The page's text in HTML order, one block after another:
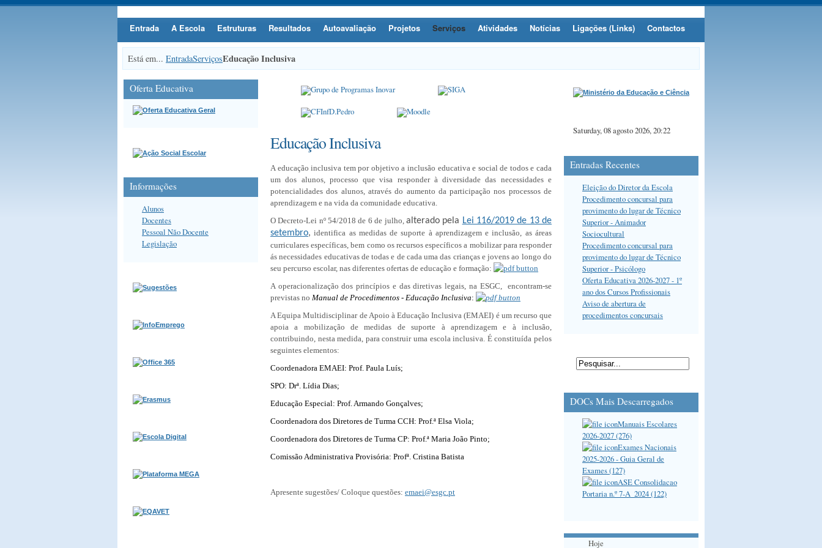
Entrada A Escola Estruturas Resultados Autoavaliação Projetos Serviços Atividades Notícias Ligações (Links) Contactos
Está em... EntradaServiçosEducação Inclusiva
Educação Inclusiva
A educação inclusiva tem por objetivo a inclusão educativa e social de todos e cada
um dos alunos, processo que visa responder à diversidade das necessidades e
potencialidades dos alunos, através do aumento da participação nos processos de
aprendizagem e na vida da comunidade educativa.
O Decreto-Lei nº 54/2018 de 6 de julho, alterado pela Lei 116/2019 de 13 de
setembro, identifica as medidas de suporte à aprendizagem e inclusão, as áreas
curriculares específicas, bem como os recursos específicos a mobilizar para responder
ás necessidades educativas de todas e de cada uma das crianças e jovens ao longo do
seu percurso escolar, nas diferentes ofertas de educação e formação:
A operacionalização dos princípios e das diretivas legais, na ESGC, encontram-se
previstas no Manual de Procedimentos - Educação Inclusiva:
A Equipa Multidisciplinar de Apoio à Educação Inclusiva (EMAEI) é um recurso que
apoia a mobilização de medidas de suporte à aprendizagem e à inclusão,
contribuindo, nesta medida, para construir uma escola inclusiva. É constituída pelos
seguintes elementos:
Coordenadora EMAEI: Prof. Paula Luís;
SPO: Drª. Lídia Dias;
Educação Especial: Prof. Armando Gonçalves;
Coordenadora dos Diretores de Turma CCH: Prof.ª Elsa Viola;
Coordenadora dos Diretores de Turma CP: Prof.ª Maria João Pinto;
Comissão Administrativa Provisória: Profª. Cristina Batista
Apresente sugestões/ Coloque questões: emaei@esgc.pt
Oferta Educativa
Informações
Alunos
Docentes
Pessoal Não Docente
Legislação
Saturday, 08 agosto 2026, 20:22
Entradas Recentes
Eleição do Diretor da Escola
Procedimento concursal para
provimento do lugar de Técnico
Superior - Animador
Sociocultural
Procedimento concursal para
provimento do lugar de Técnico
Superior - Psicólogo
Oferta Educativa 2026-2027 - 1º
ano dos Cursos Profissionais
Aviso de abertura de
procedimentos concursais
DOCs Mais Descarregados
Manuais Escolares
2026-2027 (276)
Exames Nacionais
2025-2026 - Guia Geral de
Exames (127)
ASE Consolidacao
Portaria n.º 7-A_2024 (122)
Hoje